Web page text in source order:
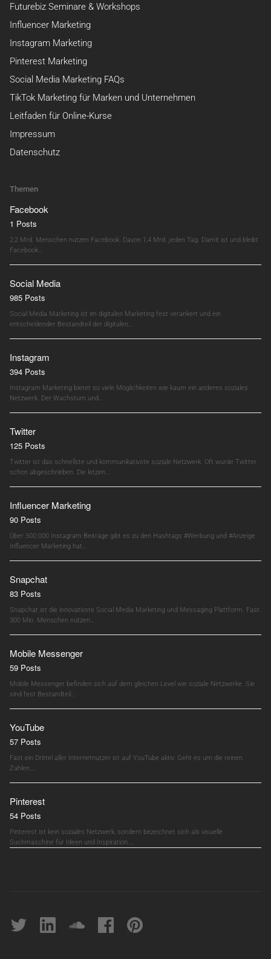
Futurebiz Seminare & Workshops
Influencer Marketing
Instagram Marketing
Pinterest Marketing
Social Media Marketing FAQs
TikTok Marketing für Marken und Unternehmen
Leitfaden für Online-Kurse
Impressum
Datenschutz
Themen
Facebook
1 Posts
2,2 Mrd. Menschen nutzen Facebook. Davon 1,4 Mrd. jeden Tag. Damit ist und bleibt
Facebook…
Social Media
985 Posts
Social Media Marketing ist im digitalen Marketing fest verankert und ein
entscheidender Bestandteil der digitalen…
Instagram
394 Posts
Instagram Marketing bietet so viele Möglichkeiten wie kaum ein anderes soziales
Netzwerk. Der Wachstum und…
Twitter
125 Posts
Twitter ist das schnellste und kommunikativste soziale Netzwerk. Oft wurde Twitter
schon abgeschrieben. Die letzen…
Influencer Marketing
90 Posts
Über 500.000 Instagram Beiträge gibt es zu den Hashtags #Werbung und #Anzeige.
Influencer Marketing hat…
Snapchat
83 Posts
Snapchat ist die innovativste Social Media Marketing und Messaging Plattform. Fast
300 Mio. Menschen nutzen…
Mobile Messenger
59 Posts
Mobile Messenger befinden sich auf dem gleichen Level wie soziale Netzwerke. Sie
sind fest Bestandteil…
YouTube
57 Posts
Fast ein Drittel aller Internetnutzer ist auf YouTube aktiv. Geht es um die reinen
Zahlen,…
Pinterest
54 Posts
Pinterest ist kein soziales Netzwerk, sondern bezeichnet sich als visuelle
Suchmaschine für Ideen und Inspiration.…
Twitter linkedin soundcloudFacebookpinterest